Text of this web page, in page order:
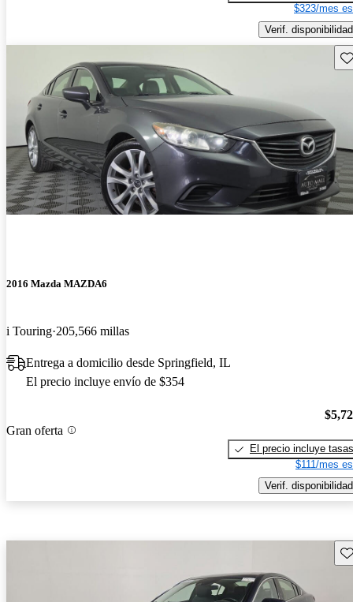
$323/mes
Verif. disponibilidad
2016 Mazda MAZDA6
i Touring 205,566 millas
Entrega a domicilio desde Springfield, IL
El precio incluye envío de $354
Gran oferta
El precio incluye tasas
$111/mes
Verif. disponibilidad